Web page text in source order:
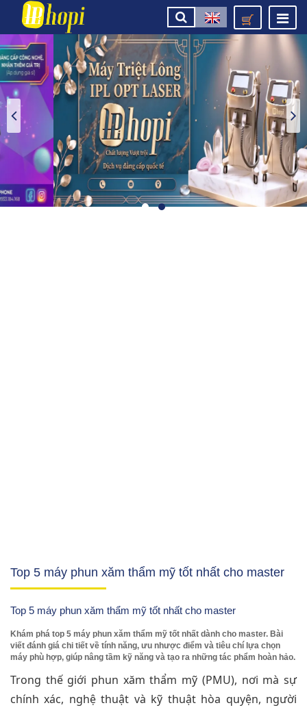
Top 5 máy phun xăm thẩm mỹ tốt nhất cho master
Top 5 máy phun xăm thẩm mỹ tốt nhất cho master
Khám phá top 5 máy phun xăm thẩm mỹ tốt nhất dành cho master. Bài
viết đánh giá chi tiết về tính năng, ưu nhược điểm và tiêu chí lựa chọn
máy phù hợp, giúp nâng tầm kỹ năng và tạo ra những tác phẩm hoàn hảo.
Trong thế giới phun xăm thẩm mỹ (PMU), nơi mà sự
chính xác, nghệ thuật và kỹ thuật hòa quyện, người